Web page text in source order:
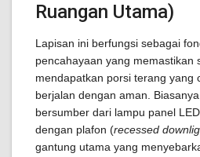
Ruangan Utama)
Lapisan ini berfungsi sebagai
pencahayaan yang memastikan
mendapatkan porsi terang yang
berjalan dengan aman. Biasanya,
bersumber dari lampu panel
dengan plafon (recessed
gantung utama yang